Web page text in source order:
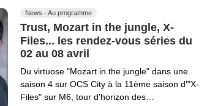
News - Au programme
Trust, Mozart in the jungle, X-
Files... les rendez-vous séries du
02 au 08 avril
Du virtuose "Mozart in the jungle" dans une
saison 4 sur OCS City à la 11ème saison d'"X-
Files" sur M6, tour d'horizon des…